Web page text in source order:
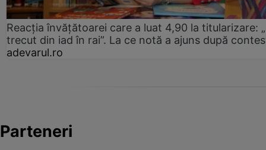
Reacția învățătoarei care a luat 4,90 la titularizare:
trecut din iad în rai”. La ce notă a ajuns după
adevarul.ro
Parteneri